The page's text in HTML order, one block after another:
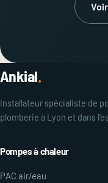
Ankial.
Installateur spécialiste de
plomberie à Lyon et dans
Pompes à chaleur
PAC air/eau